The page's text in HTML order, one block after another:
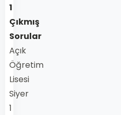
1
Çıkmış
Sorular
Açık
Öğretim
Lisesi
Siyer
1